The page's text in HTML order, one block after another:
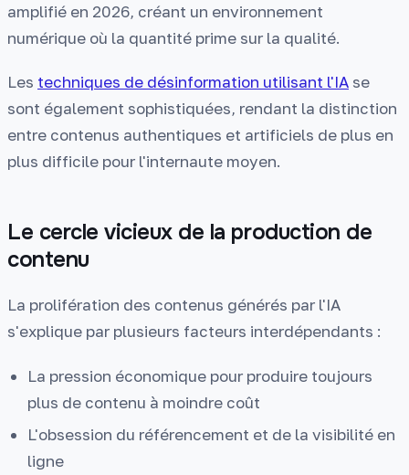
amplifié en 2026, créant un environnement
numérique où la quantité prime sur la qualité.
Les techniques de désinformation utilisant l'IA se
sont également sophistiquées, rendant la distinction
entre contenus authentiques et artificiels de plus en
plus difficile pour l'internaute moyen.
Le cercle vicieux de la production de
contenu
La prolifération des contenus générés par l'IA
s'explique par plusieurs facteurs interdépendants :
La pression économique pour produire toujours
plus de contenu à moindre coût
L'obsession du référencement et de la visibilité en
ligne